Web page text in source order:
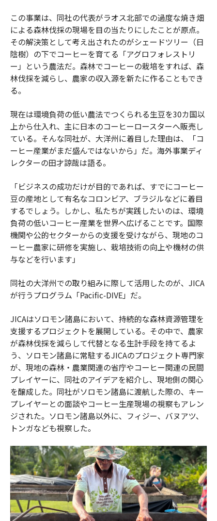
この事業は、同社の代表がラオス北部での過度な焼き畑
による森林伐採の現場を目の当たりにしたことが原点。
その解決策として考え出されたのがシェードツリー（日
陰樹）の下でコーヒーを育てる「アグロフォレストリ
ー」という農法だ。森林でコーヒーの栽培をすれば、森
林伐採を減らし、農家の収入源を新たに作ることもでき
る。
現在は環境負荷の低い農法でつくられる生豆を30カ国以
上から仕入れ、主に日本のコーヒーロースターへ販売し
ている。そんな同社が、大洋州に着目した理由は、「コ
ーヒー産業がまだ盛んではないから」だ。海外事業ディ
レクターの田才諒哉は語る。
「ビジネスの成功だけが目的であれば、すでにコーヒー
豆の産地として有名なコロンビア、ブラジルなどに着目
するでしょう。しかし、私たちが実践したいのは、環境
負荷の低いコーヒー産業を世界へ広げることです。国際
機関や公的セクターからの支援を受けながら、現地のコ
ーヒー農家に研修を実施し、栽培技術の向上や機材の供
与などを行います」
同社の大洋州での取り組みに際して活用したのが、JICA
が行うプログラム「Pacific-DIVE」だ。
JICAはソロモン諸島において、持続的な森林資源管理を
支援するプロジェクトを展開している。その中で、農家
が森林伐採を減らして代替となる生計手段を持てるよ
う、ソロモン諸島に常駐するJICAのプロジェクト専門家
が、現地の森林・農業関連の省庁やコーヒー関連の民間
プレイヤーに、同社のアイデアを紹介し、現地側の関心
を醸成した。同社がソロモン諸島に渡航した際の、キー
プレイヤーとの面談やコーヒー生産現場の視察もアレン
ジされた。ソロモン諸島以外に、フィジー、バヌアツ、
トンガなども視察した。